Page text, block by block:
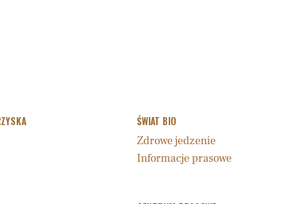
ŚWIAT BIO
Zdrowe jedzenie
Informacje prasowe